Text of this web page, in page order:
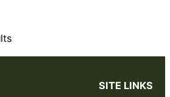
SITE LINKS